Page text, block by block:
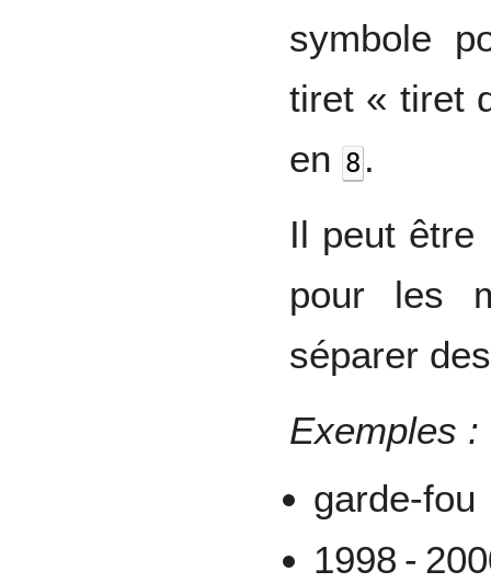
symbole
tiret « tiret
en 8 .
Il peut être
pour les
séparer
Exemples :
garde-fou
1998 ‑